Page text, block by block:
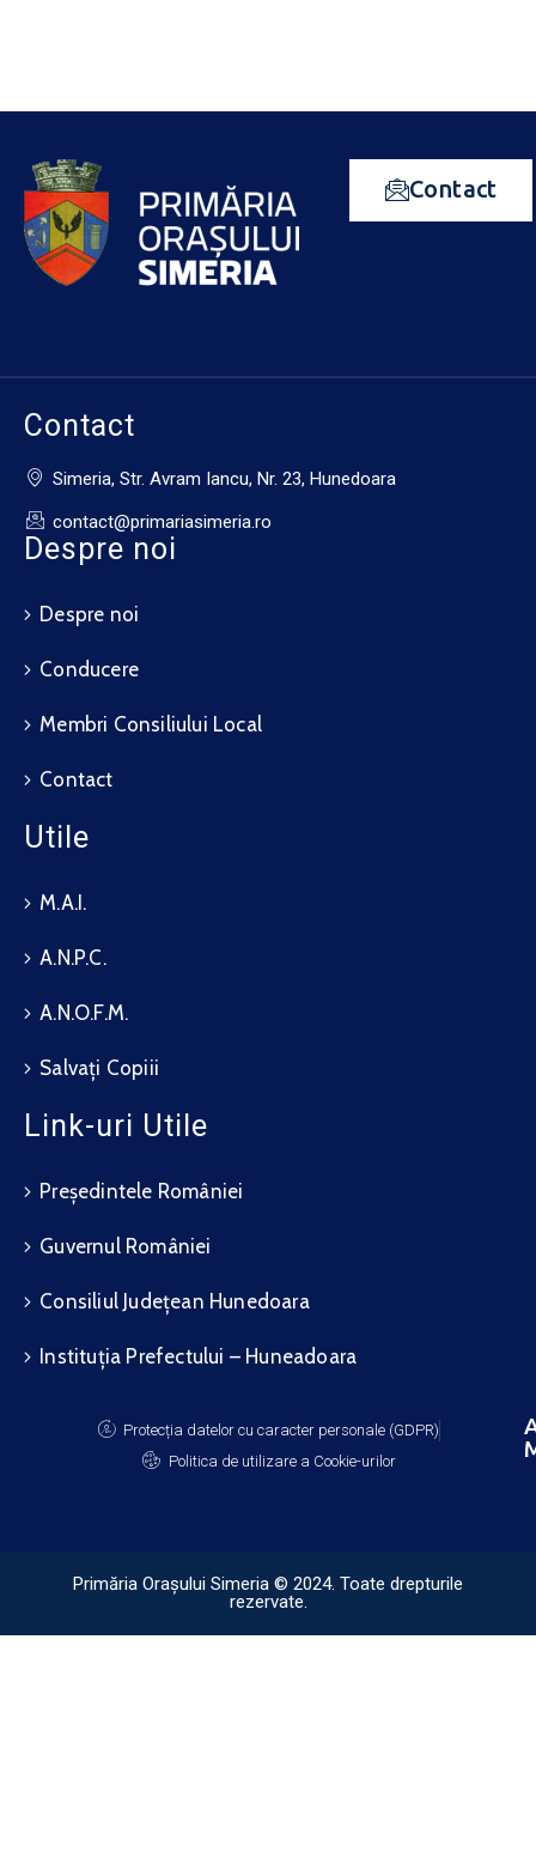
Contact
Contact
Simeria, Str. Avram Iancu, Nr. 23, Hunedoara
contact@primariasimeria.ro
Despre noi
Despre noi
Conducere
Membri Consiliului Local
Contact
Utile
M.A.I.
A.N.P.C.
A.N.O.F.M.
Salvați Copiii
Link-uri Utile
Președintele României
Guvernul României
Consiliul Județean Hunedoara
Instituția Prefectului – Huneadoara
Protecția datelor cu caracter personale (GDPR)
Politica de utilizare a Cookie-urilor
Primăria Orașului Simeria © 2024. Toate drepturile
rezervate.